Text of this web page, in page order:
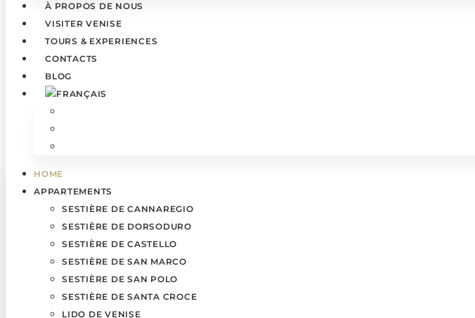
À PROPOS DE NOUS
VISITER VENISE
TOURS & EXPERIENCES
CONTACTS
BLOG
HOME
APPARTEMENTS
SESTIÈRE DE CANNAREGIO
SESTIÈRE DE DORSODURO
SESTIÈRE DE CASTELLO
SESTIÈRE DE SAN MARCO
SESTIÈRE DE SAN POLO
SESTIÈRE DE SANTA CROCE
LIDO DE VENISE